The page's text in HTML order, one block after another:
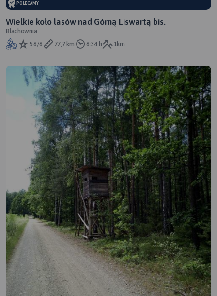
POLECAMY
Wielkie koło lasów nad Górną Liswartą bis.
Blachownia
5.6/6
77,7 km 6:34 h 1km